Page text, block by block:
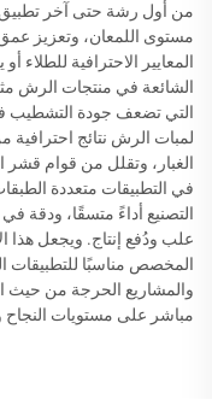
من أول رشة حتى آخر
مستوى اللمعان، وتعزيز
المعايير الاحترافية للطلاء
الشائعة في منتجات الرش
التي تضعف جودة التشطيب
لمبات الرش نتائج
الغبار، وتقلل من قوام قشر
في التطبيقات متعددة
التصنيع أداءً متسقًا،
علب ودُفع إنتاج. ويجعل هذا
المخصص مناسبًا للتطبيقات
والمشاريع الحرجة من حيث
مباشر على مستويات النجاح